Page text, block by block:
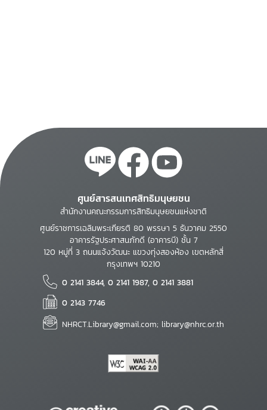
ศูนย์สารสนเทศสิทธิมนุษยชน
สำนักงานคณะกรรมการสิทธิมนุษยชนแห่งชาติ
ศูนย์ราชการเฉลิมพระเกียรติ 80 พรรษา 5 ธันวาคม 2550
อาคารรัฐประศาสนภักดี (อาคารบี) ชั้น 7
120 หมู่ที่ 3 ถนนแจ้งวัฒนะ แขวงทุ่งสองห้อง เขตหลักสี่
กรุงเทพฯ 10210
0 2141 3844, 0 2141 1987, 0 2141 3881
0 2143 7746
NHRCT.Library@gmail.com; library@nhrc.or.th